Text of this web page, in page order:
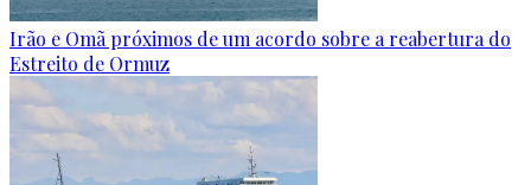
Irão e Omã próximos de um acordo sobre a reabertura do
Estreito de Ormuz